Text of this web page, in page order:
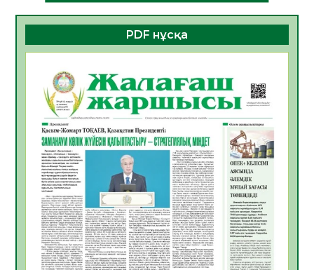
құралдарының таныстырылымы өтті
05.08.2026
18 0
Қазақстандықтардың 72,3%-ы жаңа
Құрылтай үшін дауыс беруге дайын
05.08.2026
19
ӘРБІР ДАУЫС – ҚОҒАМ ДАМУЫНА
ҚОСЫЛҒАН ҮЛЕС
05.08.2026
26
ҚҰРЫЛТАЙ САЙЛАУЫ – БІРЛІК ПЕН
ЖАУАПКЕРШІЛІККЕ БАСТАЙТЫН ҚАДАМ
05.08.2026
24
Мектептен – Ұлттық ұлан сапына
PDF нұсқа